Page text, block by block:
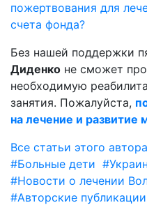
пожертвования для
счета фонда?
Без нашей поддержки
Диденко не сможет
необходимую
занятия. Пожалуйста,
на лечение и развитие
Все статьи этого автора
#Больные дети
#Новости о лечении
#Авторские публикации